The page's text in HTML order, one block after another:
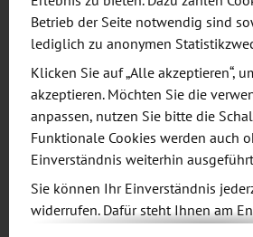
Maßstab
Die hervorragende Platzierung
AméricaEconomía reiht sich in
Auszeichnungen der jüngsten
So listet das renommierte
Higher Education (THE) in
Wall Street Journal (WSJ) das
Management Programm" der
Betrieb der Seite notwendig sind
lediglich zu anonymen
Klicken Sie auf „Alle akzeptieren“,
akzeptieren. Möchten Sie die
anpassen, nutzen Sie bitte die
Funktionale Cookies werden auch
Einverständnis weiterhin
Sie können Ihr Einverständnis
widerrufen. Dafür steht Ihnen am